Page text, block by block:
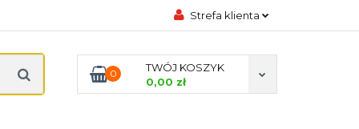
Strefa klienta
Zaloguj się
Zarejestruj się
0
TWÓJ KOSZYK
0,00 zł